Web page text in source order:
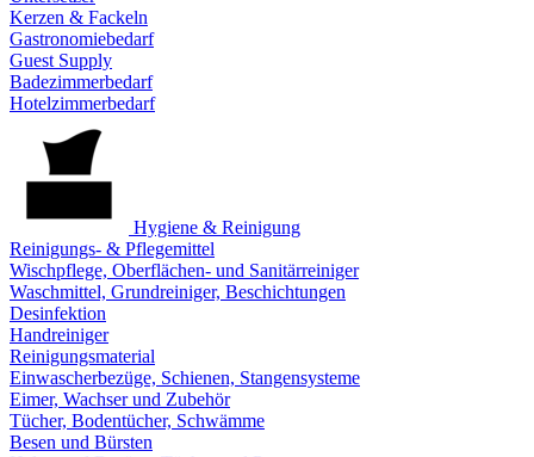
Kerzen & Fackeln
Gastronomiebedarf
Guest Supply
Badezimmerbedarf
Hotelzimmerbedarf
Hygiene & Reinigung
Reinigungs- & Pflegemittel
Wischpflege, Oberflächen- und Sanitärreiniger
Waschmittel, Grundreiniger, Beschichtungen
Desinfektion
Handreiniger
Reinigungsmaterial
Einwascherbezüge, Schienen, Stangensysteme
Eimer, Wachser und Zubehör
Tücher, Bodentücher, Schwämme
Besen und Bürsten